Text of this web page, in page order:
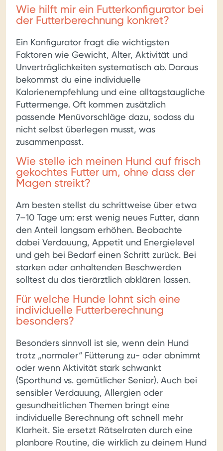
Wie hilft mir ein Futterkonfigurator bei
der Futterberechnung konkret?
Ein Konfigurator fragt die wichtigsten
Faktoren wie Gewicht, Alter, Aktivität und
Unverträglichkeiten systematisch ab. Daraus
bekommst du eine individuelle
Kalorienempfehlung und eine alltagstaugliche
Futtermenge. Oft kommen zusätzlich
passende Menüvorschläge dazu, sodass du
nicht selbst überlegen musst, was
zusammenpasst.
Wie stelle ich meinen Hund auf frisch
gekochtes Futter um, ohne dass der
Magen streikt?
Am besten stellst du schrittweise über etwa
7–10 Tage um: erst wenig neues Futter, dann
den Anteil langsam erhöhen. Beobachte
dabei Verdauung, Appetit und Energielevel
und geh bei Bedarf einen Schritt zurück. Bei
starken oder anhaltenden Beschwerden
solltest du das tierärztlich abklären lassen.
Für welche Hunde lohnt sich eine
individuelle Futterberechnung
besonders?
Besonders sinnvoll ist sie, wenn dein Hund
trotz „normaler“ Fütterung zu- oder abnimmt
oder wenn Aktivität stark schwankt
(Sporthund vs. gemütlicher Senior). Auch bei
sensibler Verdauung, Allergien oder
gesundheitlichen Themen bringt eine
individuelle Berechnung oft schnell mehr
Klarheit. Sie ersetzt Rätselraten durch eine
planbare Routine, die wirklich zu deinem Hund